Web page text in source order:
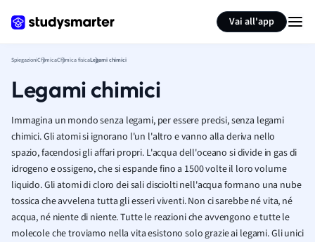
Vai all'app
SpiegazioniChimicaChimica fisicaLegami chimici
Legami chimici
Immagina un mondo senza legami, per essere precisi, senza legami
chimici. Gli atomi si ignorano l'un l'altro e vanno alla deriva nello
spazio, facendosi gli affari propri. L'acqua dell'oceano si divide in gas di
idrogeno e ossigeno, che si espande fino a 1500 volte il loro volume
liquido. Gli atomi di cloro dei sali disciolti nell'acqua formano una nube
tossica che avvelena tutta gli esseri viventi. Non ci sarebbe névita, né
acqua, né niente di niente. Tutte le reazioni che avvengono e tutte le
molecole che troviamo nella vita esistono solo grazie ai legami. Gli unici
Summarize page